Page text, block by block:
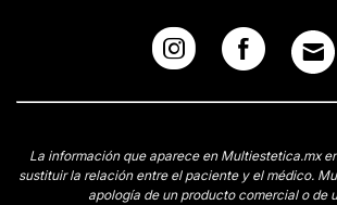
La información que aparece en Multiestetica.mx
sustituir la relación entre el paciente y el médico.
apología de un producto comercial o de